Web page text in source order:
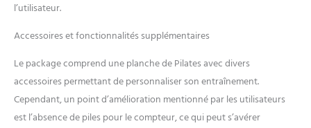
l'exercice, vous aidant à
motivé à chaque étape du
chemin. C'est un
complément idéal à toute
configuration de planche de
pilates à domicile Conçu
l’utilisateur.
Accessoires et fonctionnalités supplémentaires
Le package comprend une planche de Pilates avec divers
accessoires permettant de personnaliser son entraînement.
Cependant, un point d’amélioration mentionné par les utilisateurs
est l’absence de piles pour le compteur, ce qui peut s’avérer